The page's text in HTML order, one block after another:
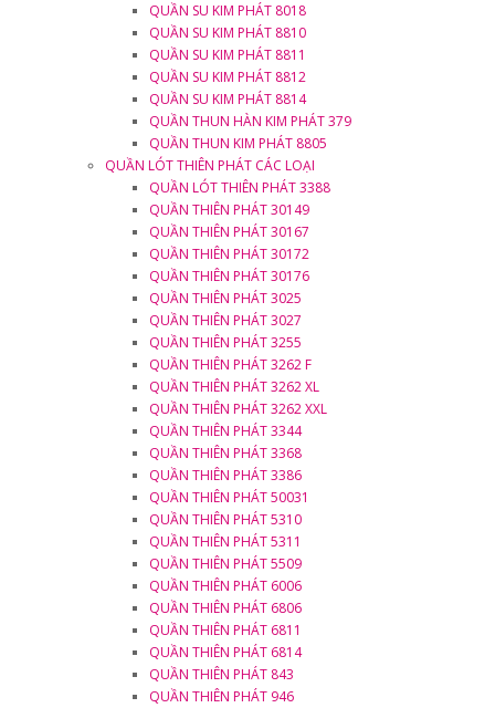
QUẦN SU KIM PHÁT 8018
QUẦN SU KIM PHÁT 8810
QUẦN SU KIM PHÁT 8811
QUẦN SU KIM PHÁT 8812
QUẦN SU KIM PHÁT 8814
QUẦN THUN HÀN KIM PHÁT 379
QUẦN THUN KIM PHÁT 8805
QUẦN LÓT THIÊN PHÁT CÁC LOẠI
QUẦN LÓT THIÊN PHÁT 3388
QUẦN THIÊN PHÁT 30149
QUẦN THIÊN PHÁT 30167
QUẦN THIÊN PHÁT 30172
QUẦN THIÊN PHÁT 30176
QUẦN THIÊN PHÁT 3025
QUẦN THIÊN PHÁT 3027
QUẦN THIÊN PHÁT 3255
QUẦN THIÊN PHÁT 3262 F
QUẦN THIÊN PHÁT 3262 XL
QUẦN THIÊN PHÁT 3262 XXL
QUẦN THIÊN PHÁT 3344
QUẦN THIÊN PHÁT 3368
QUẦN THIÊN PHÁT 3386
QUẦN THIÊN PHÁT 50031
QUẦN THIÊN PHÁT 5310
QUẦN THIÊN PHÁT 5311
QUẦN THIÊN PHÁT 5509
QUẦN THIÊN PHÁT 6006
QUẦN THIÊN PHÁT 6806
QUẦN THIÊN PHÁT 6811
QUẦN THIÊN PHÁT 6814
QUẦN THIÊN PHÁT 843
QUẦN THIÊN PHÁT 946